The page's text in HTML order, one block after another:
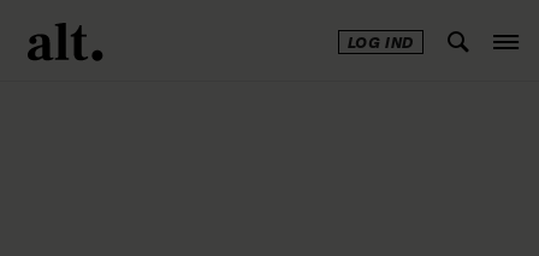
LOG IND